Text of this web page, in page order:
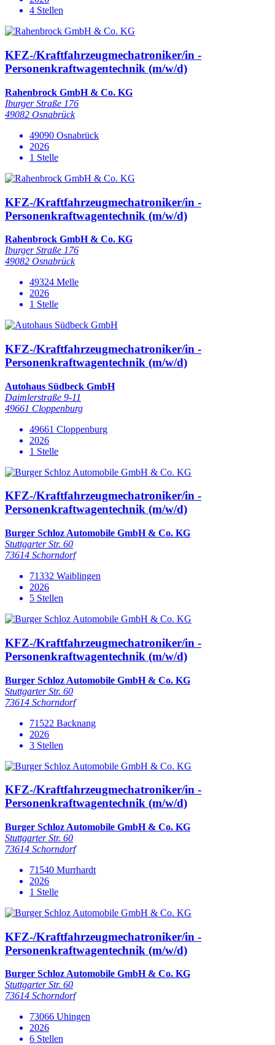
4 Stellen
KFZ-/Kraftfahrzeugmechatroniker/in -
Personenkraftwagentechnik (m/w/d)
Rahenbrock GmbH & Co. KG
Iburger Straße 176
49082 Osnabrück
49090 Osnabrück
2026
1 Stelle
KFZ-/Kraftfahrzeugmechatroniker/in -
Personenkraftwagentechnik (m/w/d)
Rahenbrock GmbH & Co. KG
Iburger Straße 176
49082 Osnabrück
49324 Melle
2026
1 Stelle
KFZ-/Kraftfahrzeugmechatroniker/in -
Personenkraftwagentechnik (m/w/d)
Autohaus Südbeck GmbH
Daimlerstraße 9-11
49661 Cloppenburg
49661 Cloppenburg
2026
1 Stelle
KFZ-/Kraftfahrzeugmechatroniker/in -
Personenkraftwagentechnik (m/w/d)
Burger Schloz Automobile GmbH & Co. KG
Stuttgarter Str. 60
73614 Schorndorf
71332 Waiblingen
2026
5 Stellen
KFZ-/Kraftfahrzeugmechatroniker/in -
Personenkraftwagentechnik (m/w/d)
Burger Schloz Automobile GmbH & Co. KG
Stuttgarter Str. 60
73614 Schorndorf
71522 Backnang
2026
3 Stellen
KFZ-/Kraftfahrzeugmechatroniker/in -
Personenkraftwagentechnik (m/w/d)
Burger Schloz Automobile GmbH & Co. KG
Stuttgarter Str. 60
73614 Schorndorf
71540 Murrhardt
2026
1 Stelle
KFZ-/Kraftfahrzeugmechatroniker/in -
Personenkraftwagentechnik (m/w/d)
Burger Schloz Automobile GmbH & Co. KG
Stuttgarter Str. 60
73614 Schorndorf
73066 Uhingen
2026
6 Stellen